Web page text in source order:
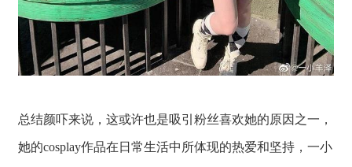
总结颜吓来说，这或许也是吸引粉丝喜欢她的原因之一，
她的cosplay作品在日常生活中所体现的热爱和坚持，一小